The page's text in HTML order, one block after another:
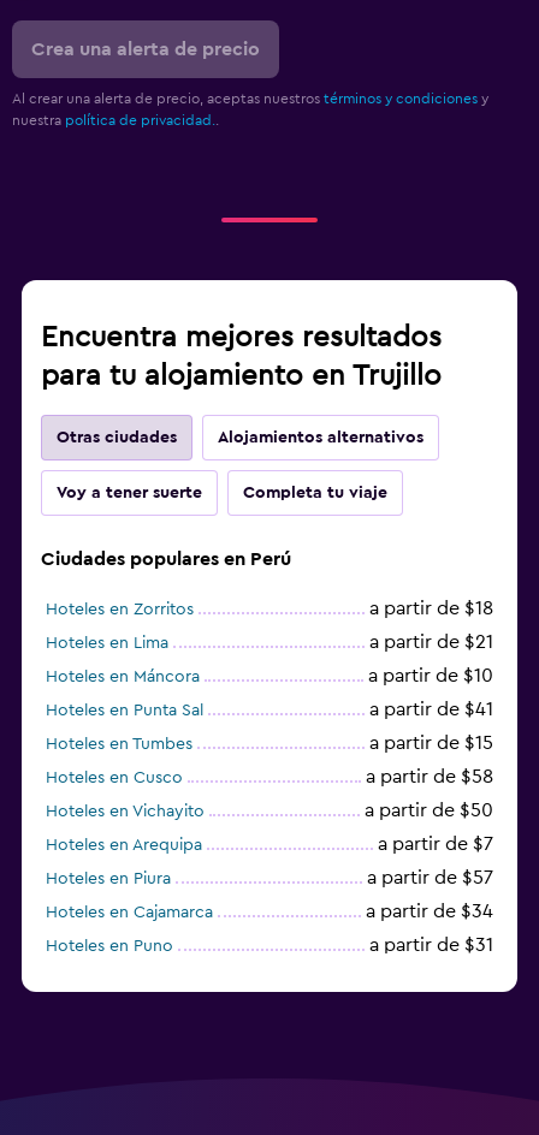
Crea una alerta de precio
Al crear una alerta de precio, aceptas nuestros términos y condiciones y
nuestra política de privacidad.
Encuentra mejores resultados
para tu alojamiento en Trujillo
Otras ciudades Alojamientos alternativos
Voy a tener suerte Completa tu viaje
Ciudades populares en Perú
Hoteles en Zorritos a partir de $18
Hoteles en Lima a partir de $21
Hoteles en Máncora a partir de $10
Hoteles en Punta Sal a partir de $41
Hoteles en Tumbes a partir de $15
Hoteles en Cusco a partir de $58
Hoteles en Vichayito a partir de $50
Hoteles en Arequipa a partir de $7
Hoteles en Piura a partir de $57
Hoteles en Cajamarca a partir de $34
Hoteles en Puno a partir de $31